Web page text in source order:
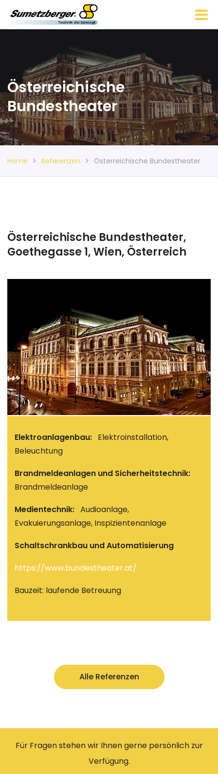
Österreichische
Bundestheater
Home Referenzen Österreichische Bundestheater
Österreichische Bundestheater,
Goethegasse 1, Wien, Österreich
Elektroanlagenbau: Elektroinstallation,
Beleuchtung
Brandmeldeanlagen und Sicherheitstechnik:
Brandmeldeanlage
Medientechnik: Audioanlage,
Evakuierungsanlage, Inspizientenanlage
Schaltschrankbau und Automatisierung
https://www.bundestheater.at/
Bauzeit: laufende Betreuung
Alle Referenzen
Für Fragen stehen wir Ihnen gerne persönlich zur
Verfügung.